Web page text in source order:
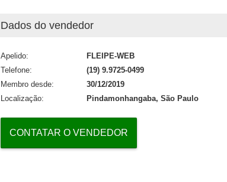
Dados do vendedor
Apelido:
FLEIPE-WEB
Telefone:
(19) 9.9725-0499
Membro desde:
30/12/2019
Localização:
Pindamonhangaba, São Paulo
CONTATAR O VENDEDOR